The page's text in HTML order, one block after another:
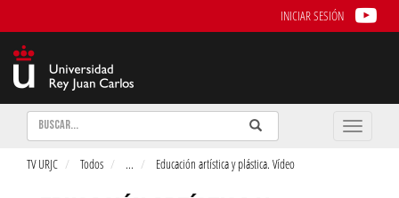
INICIAR SESIÓN
Buscar Enviar
Buscar
Toggle
TV URJC Todos ... Educación artística y plástica. Vídeo